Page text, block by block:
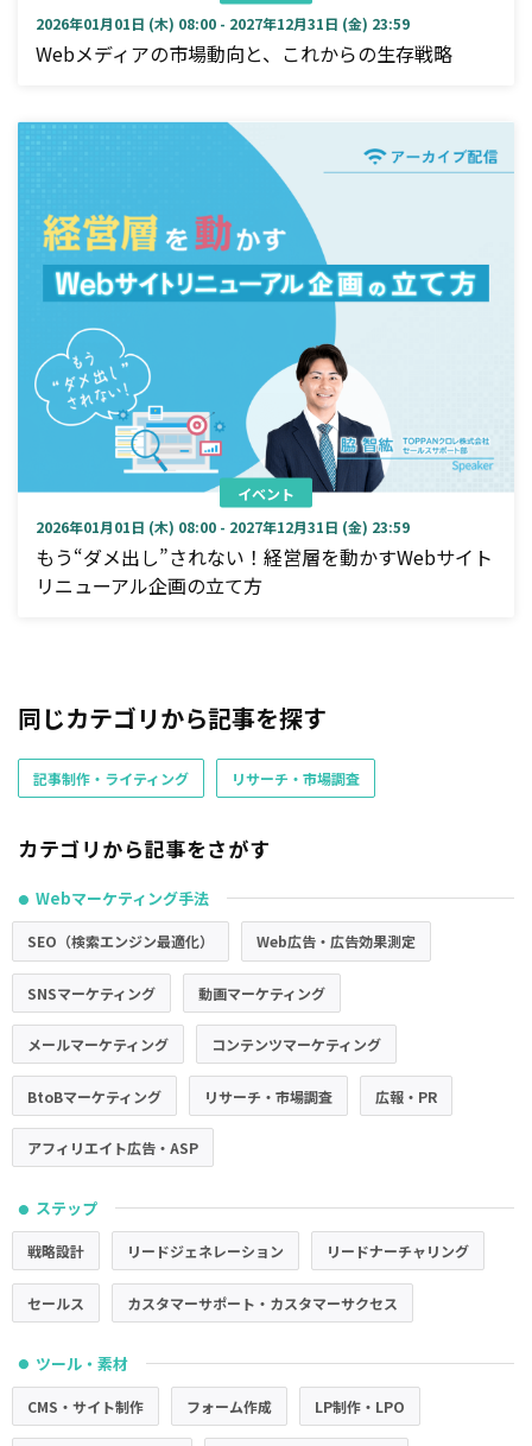
2026年01月01日 (木) 08:00 - 2027年12月31日 (金) 23:59
Webメディアの市場動向と、これからの生存戦略
イベント
2026年01月01日 (木) 08:00 - 2027年12月31日 (金) 23:59
もう“ダメ出し”されない！経営層を動かすWebサイト
リニューアル企画の立て方
同じカテゴリから記事を探す
記事制作・ライティング リサーチ・市場調査
カテゴリから記事をさがす
● Webマーケティング手法
SEO（検索エンジン最適化） Web広告・広告効果測定
SNSマーケティング 動画マーケティング
メールマーケティング コンテンツマーケティング
BtoBマーケティング リサーチ・市場調査 広報・PR
アフィリエイト広告・ASP
● ステップ
戦略設計 リードジェネレーション リードナーチャリング
セールス カスタマーサポート・カスタマーサクセス
● ツール・素材
CMS・サイト制作 フォーム作成 LP制作・LPO